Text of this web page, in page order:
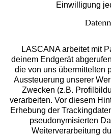
Services
Beratung
Über uns
Einwilligung
LASCANA arbeitet mit
deinem Endgerät
die von uns übermittelten
Aussteuerung unserer
Zwecken (z.B.
verarbeiten. Vor diesem
Erhebung der
pseudonymisierten
Weiterverarbeitung